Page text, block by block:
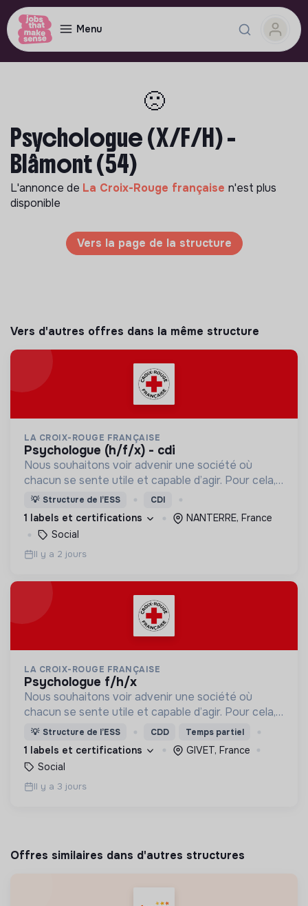
Menu
🙁
Psychologue (X/F/H) -
Blâmont (54)
L'annonce de La Croix-Rouge française n'est plus
disponible
Vers la page de la structure
Vers d'autres offres dans la même structure
LA CROIX-ROUGE FRANÇAISE
psychologue (h/f/x) - cdi
Nous souhaitons voir advenir une société où
chacun se sente utile et capable d’agir. Pour cela,
nous proposons des moyens et des lieux
d’engagement innovants et adaptés à tous.
💡 Structure de l’ESS CDI
1 labels et certifications
NANTERRE, France
Social
Il y a 2 jours
LA CROIX-ROUGE FRANÇAISE
psychologue f/h/x
Nous souhaitons voir advenir une société où
chacun se sente utile et capable d’agir. Pour cela,
nous proposons des moyens et des lieux
d’engagement innovants et adaptés à tous.
💡 Structure de l’ESS CDD Temps partiel
1 labels et certifications
GIVET, France
Social
Il y a 3 jours
Offres similaires dans d'autres structures